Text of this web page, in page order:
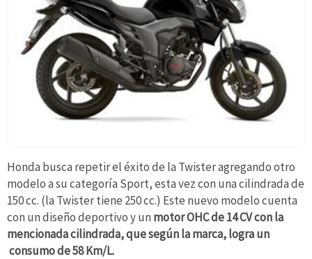
Honda busca repetir el éxito de la Twister agregando otro
modelo a su categoría Sport, esta vez con una cilindrada de
150 cc. (la Twister tiene 250 cc.) Este nuevo modelo cuenta
con un diseño deportivo y un motor OHC de 14 CV con la
mencionada cilindrada, que según la marca, logra un
consumo de 58 Km/L.